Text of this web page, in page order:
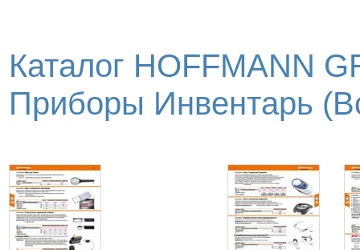
Каталог HOFFMANN
Приборы Инвентарь